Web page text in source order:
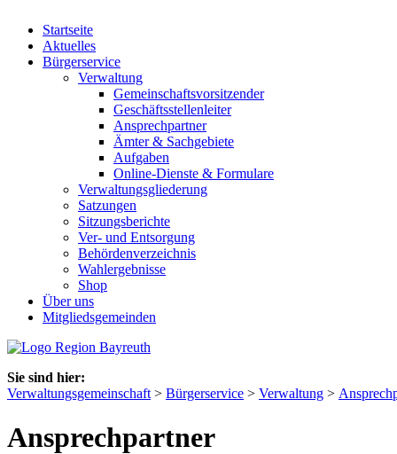
Startseite
Aktuelles
Bürgerservice
Verwaltung
Gemeinschaftsvorsitzender
Geschäftsstellenleiter
Ansprechpartner
Ämter & Sachgebiete
Aufgaben
Online-Dienste & Formulare
Verwaltungsgliederung
Satzungen
Sitzungsberichte
Ver- und Entsorgung
Behördenverzeichnis
Wahlergebnisse
Shop
Über uns
Mitgliedsgemeinden
Sie sind hier:
Verwaltungsgemeinschaft > Bürgerservice > Verwaltung >
Ansprechpartner